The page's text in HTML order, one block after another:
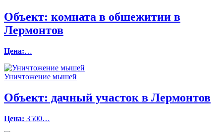
Объект: комната в обшежитии в
Лермонтов
Цена:…
Уничтожение мышей
Объект: дачный участок в Лермонтов
Цена: 3500…